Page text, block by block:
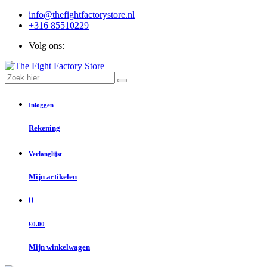
info@thefightfactorystore.nl
+316 85510229
Volg ons:
Inloggen
Rekening
Verlanglijst
Mijn artikelen
0
€0.00
Mijn winkelwagen